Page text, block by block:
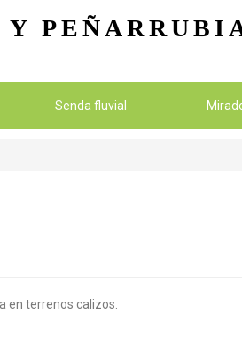
Y
Senda fluvial
en terrenos calizos.